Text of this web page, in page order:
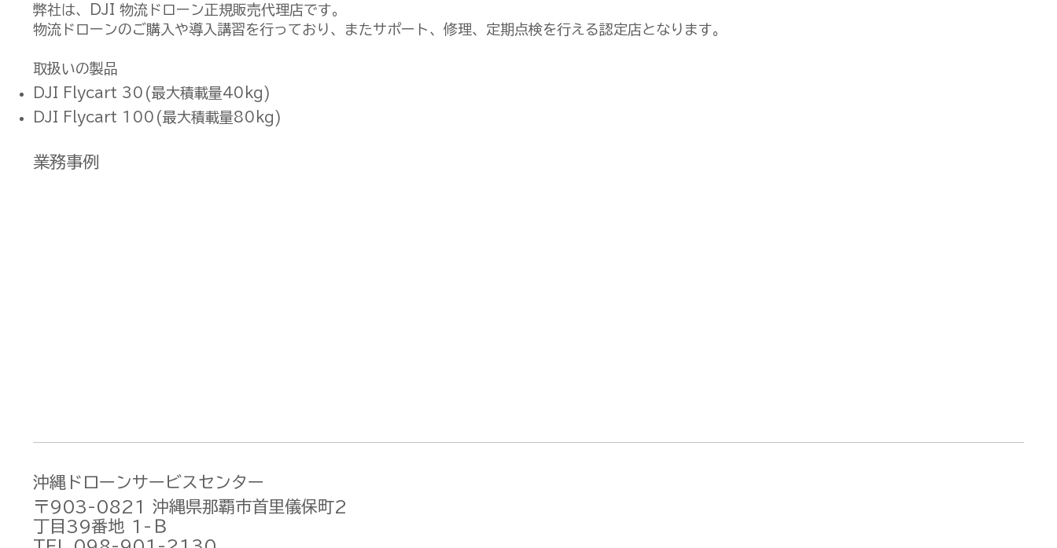
弊社は、DJI 物流ドローン正規販売代理店です。
物流ドローンのご購入や導入講習を行っており、またサポート、修理、定期点検を行える認定店となります。
取扱いの製品
DJI Flycart 30 (最大積載量40kg)
DJI Flycart 100(最大積載量80kg)
業務事例
沖縄ドローンサービスセンター
〒903-0821 沖縄県那覇市首里儀保町2
丁目39番地 1-Ｂ